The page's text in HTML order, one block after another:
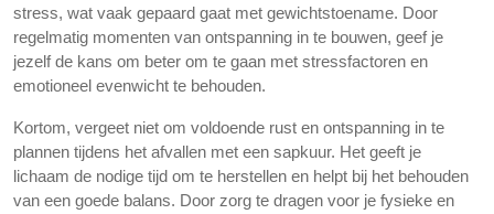
stress, wat vaak gepaard gaat met gewichtstoename. Door
regelmatig momenten van ontspanning in te bouwen, geef je
jezelf de kans om beter om te gaan met stressfactoren en
emotioneel evenwicht te behouden.
Kortom, vergeet niet om voldoende rust en ontspanning in te
plannen tijdens het afvallen met een sapkuur. Het geeft je
lichaam de nodige tijd om te herstellen en helpt bij het behouden
van een goede balans. Door zorg te dragen voor je fysieke en